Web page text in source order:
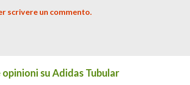
scrivere un commento.
su Adidas Tubular